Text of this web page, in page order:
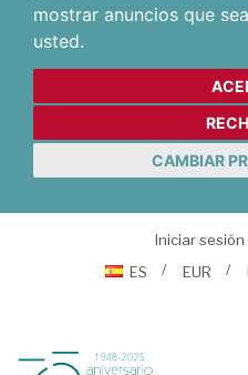
mostrar anuncios que
usted.
CAMBIAR
Iniciar sesión
ES
EUR